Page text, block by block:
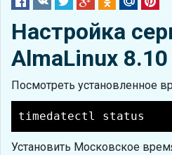
Настройка
AlmaLinux 8.10
Посмотреть установленное
timedatectl status
Установить Московское